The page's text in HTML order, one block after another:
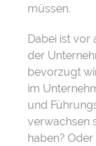
müssen.
Dabei ist vor
der
bevorzugt
im
und
verwachsen
haben?